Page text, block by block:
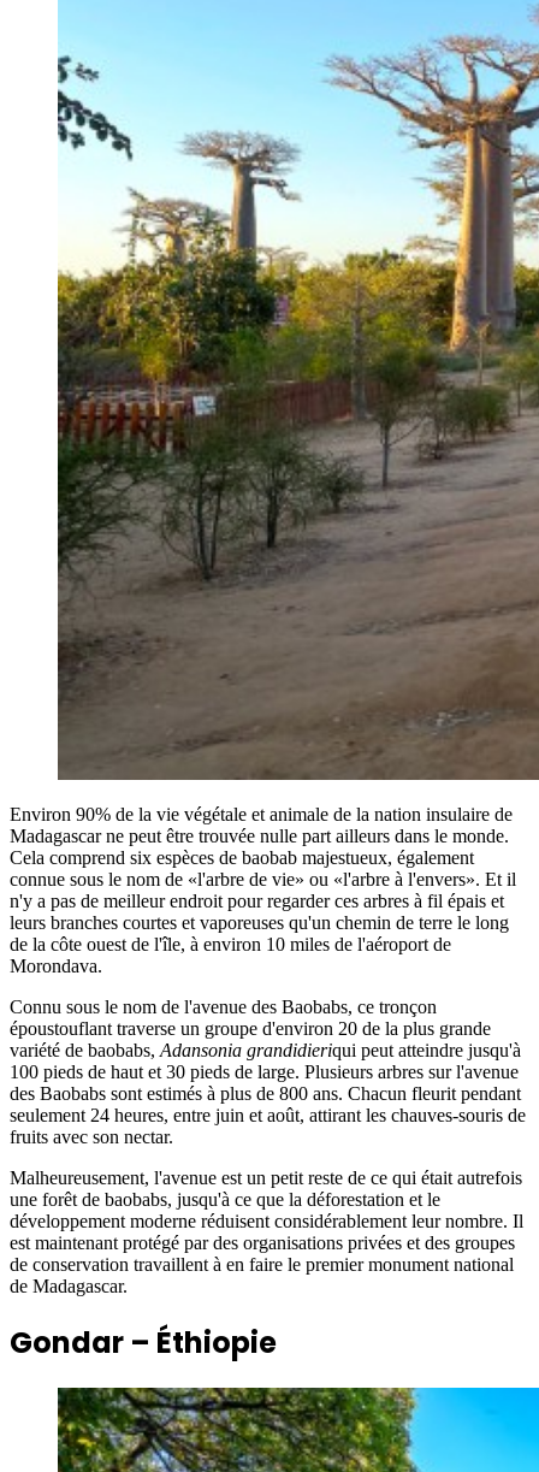
Environ 90% de la vie végétale et animale de la nation insulaire de
Madagascar ne peut être trouvée nulle part ailleurs dans le monde.
Cela comprend six espèces de baobab majestueux, également
connue sous le nom de «l'arbre de vie» ou «l'arbre à l'envers». Et il
n'y a pas de meilleur endroit pour regarder ces arbres à fil épais et
leurs branches courtes et vaporeuses qu'un chemin de terre le long
de la côte ouest de l'île, à environ 10 miles de l'aéroport de
Morondava.
Connu sous le nom de l'avenue des Baobabs, ce tronçon
époustouflant traverse un groupe d'environ 20 de la plus grande
variété de baobabs, Adansonia grandidieriqui peut atteindre jusqu'à
100 pieds de haut et 30 pieds de large. Plusieurs arbres sur l'avenue
des Baobabs sont estimés à plus de 800 ans. Chacun fleurit pendant
seulement 24 heures, entre juin et août, attirant les chauves-souris de
fruits avec son nectar.
Malheureusement, l'avenue est un petit reste de ce qui était autrefois
une forêt de baobabs, jusqu'à ce que la déforestation et le
développement moderne réduisent considérablement leur nombre. Il
est maintenant protégé par des organisations privées et des groupes
de conservation travaillent à en faire le premier monument national
de Madagascar.
Gondar – Éthiopie